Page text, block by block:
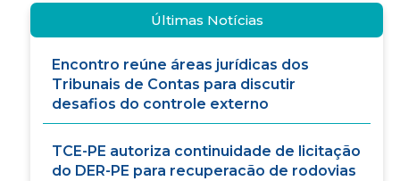
Últimas Notícias
Encontro reúne áreas jurídicas dos
Tribunais de Contas para discutir
desafios do controle externo
TCE-PE autoriza continuidade de licitação
do DER-PE para recuperacão de rodovias